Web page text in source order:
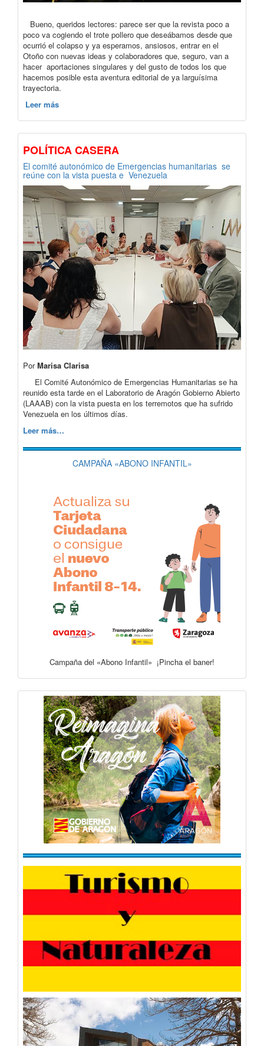
Bueno, queridos lectores: parece ser que la revista poco a
poco va cogiendo el trote pollero que deseábamos desde que
ocurrió el colapso y ya esperamos, ansiosos, entrar en el
Otoño con nuevas ideas y colaboradores que, seguro, van a
hacer aportaciones singulares y del gusto de todos los que
hacemos posible esta aventura editorial de ya larguísima
trayectoria.
Leer más
POLÍTICA CASERA
El comité autonómico de Emergencias humanitarias se
reúne con la vista puesta e Venezuela
PorMarisa Clarisa
El Comité Autonómico de Emergencias Humanitarias se ha
reunido esta tarde en el Laboratorio de Aragón Gobierno Abierto
(LAAAB) con la vista puesta en los terremotos que ha sufrido
Venezuela en los últimos días.
Leer más…
CAMPAÑA «ABONO INFANTIL»
Campaña del «Abono Infantil» ¡Pincha el baner!